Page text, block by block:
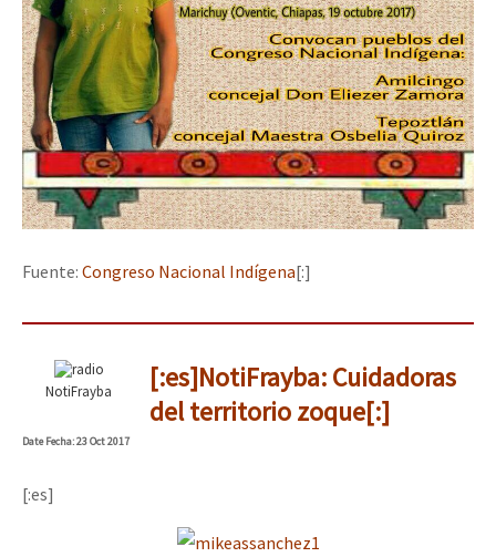
Fuente: Congreso Nacional Indígena[:]
NotiFrayba
[:es]NotiFrayba: Cuidadoras
del territorio zoque[:]
DateFecha: 23 Oct 2017
[:es]